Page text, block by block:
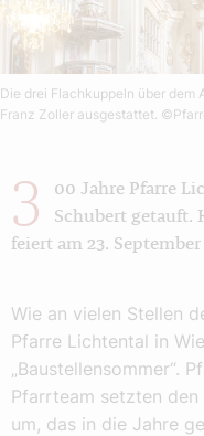
Die drei Flachkuppeln über dem
Franz Zoller ausgestattet.
3
00 Jahre Pfarre
Schubert getauft.
feiert am 23.
Wie an vielen Stellen
Pfarre Lichtental in
„Baustellensommer“.
Pfarrteam setzten den
um, das in die Jahre